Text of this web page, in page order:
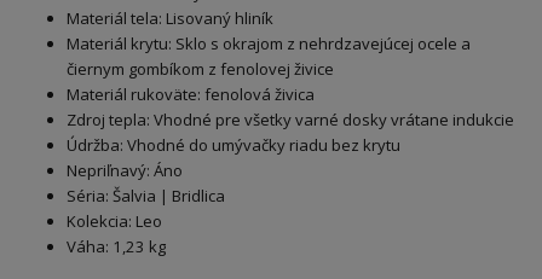
Materiál tela: Lisovaný hliník
Materiál krytu: Sklo s okrajom z nehrdzavejúcej ocele a
čiernym gombíkom z fenolovej živice
Materiál rukoväte: fenolová živica
Zdroj tepla: Vhodné pre všetky varné dosky vrátane indukcie
Údržba: Vhodné do umývačky riadu bez krytu
Nepriľnavý: Áno
Séria: Šalvia | Bridlica
Kolekcia: Leo
Váha: 1,23 kg